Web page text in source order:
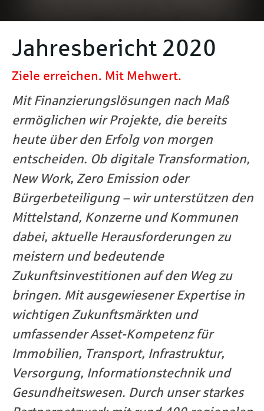
Jahresbericht 2020
Ziele erreichen. Mit Mehwert.
Mit Finanzierungslösungen nach Maß
ermöglichen wir Projekte, die bereits
heute über den Erfolg von morgen
entscheiden. Ob digitale Transformation,
New Work, Zero Emission oder
Bürgerbeteiligung – wir unterstützen den
Mittelstand, Konzerne und Kommunen
dabei, aktuelle Herausforderungen zu
meistern und bedeutende
Zukunftsinvestitionen auf den Weg zu
bringen. Mit ausgewiesener Expertise in
wichtigen Zukunftsmärkten und
umfassender Asset-Kompetenz für
Immobilien, Transport, Infrastruktur,
Versorgung, Informationstechnik und
Gesundheitswesen. Durch unser starkes